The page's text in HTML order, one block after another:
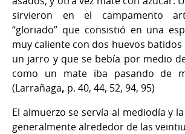
sirvieron en el campamento
“gloriado” que consistió en una
muy caliente con dos huevos
un jarro y que se bebía por medio
como un mate iba pasando de
(Larrañaga, p. 40, 44, 52, 94, 95)
El almuerzo se servía al mediodía y
generalmente alrededor de las